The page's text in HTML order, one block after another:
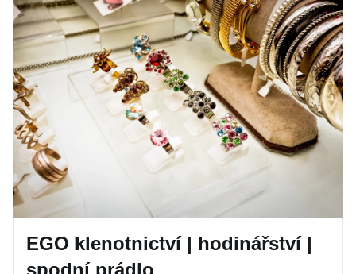
EGO klenotnictví | hodinářství |
spodní prádlo